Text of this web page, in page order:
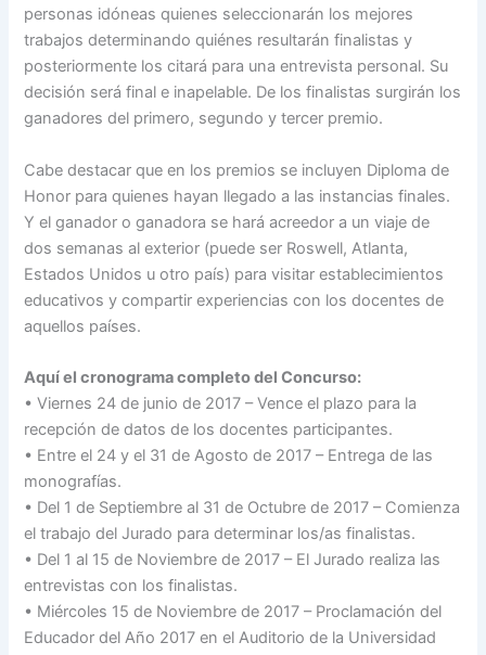
personas idóneas quienes seleccionarán los mejores
trabajos determinando quiénes resultarán finalistas y
posteriormente los citará para una entrevista personal. Su
decisión será final e inapelable. De los finalistas surgirán los
ganadores del primero, segundo y tercer premio.
Cabe destacar que en los premios se incluyen Diploma de
Honor para quienes hayan llegado a las instancias finales.
Y el ganador o ganadora se hará acreedor a un viaje de
dos semanas al exterior (puede ser Roswell, Atlanta,
Estados Unidos u otro país) para visitar establecimientos
educativos y compartir experiencias con los docentes de
aquellos países.
Aquí el cronograma completo del Concurso:
• Viernes 24 de junio de 2017 – Vence el plazo para la
recepción de datos de los docentes participantes.
• Entre el 24 y el 31 de Agosto de 2017 – Entrega de las
monografías.
• Del 1 de Septiembre al 31 de Octubre de 2017 – Comienza
el trabajo del Jurado para determinar los/as finalistas.
• Del 1 al 15 de Noviembre de 2017 – El Jurado realiza las
entrevistas con los finalistas.
• Miércoles 15 de Noviembre de 2017 – Proclamación del
Educador del Año 2017 en el Auditorio de la Universidad